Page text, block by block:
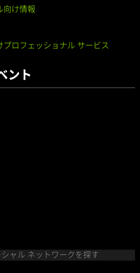
向け情報
ロフェッショナル サービス
ント
ャル ネットワークを探す